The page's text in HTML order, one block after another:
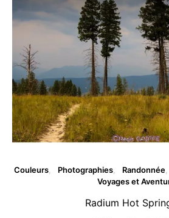
Couleurs Photographies Randonnée
Voyages et
Radium Hot